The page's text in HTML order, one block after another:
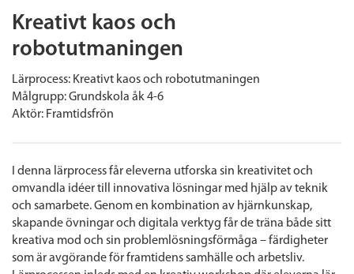
Kreativt kaos och
robotutmaningen
Lärprocess: Kreativt kaos och robotutmaningen
Målgrupp: Grundskola åk 4-6
Aktör: Framtidsfrön
I denna lärprocess får eleverna utforska sin kreativitet och
omvandla idéer till innovativa lösningar med hjälp av teknik
och samarbete. Genom en kombination av hjärnkunskap,
skapande övningar och digitala verktyg får de träna både sitt
kreativa mod och sin problemlösningsförmåga – färdigheter
som är avgörande för framtidens samhälle och arbetsliv.